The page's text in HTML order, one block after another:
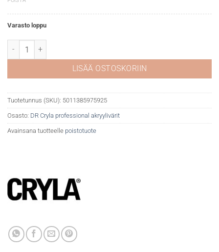
Varasto loppu
DR Cryla akryyliväri 507 Cadmium scarlet määrä
LISÄÄ OSTOSKORIIN
Tuotetunnus (SKU): 5011385975925
Osasto: DR Cryla professional akryylivärit
Avainsana tuotteelle poistotuote